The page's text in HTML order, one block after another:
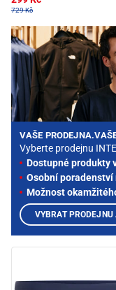
729 Kč
VAŠE
Vyberte prodejnu
Dostupné produkty
Osobní poradenství
Možnost